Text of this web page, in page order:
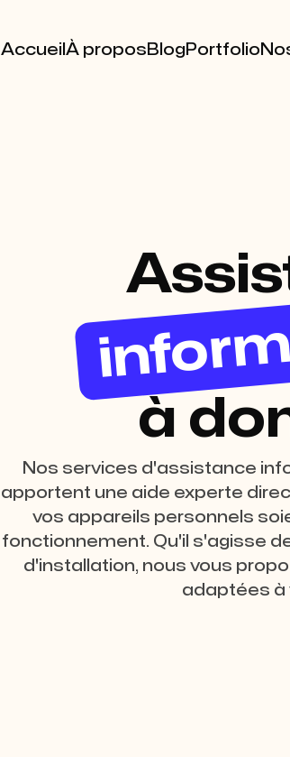
Accueil À propos Blog Portfolio
à
Nos services d'assistance
apportent une aide experte
vos appareils personnels
fonctionnement. Qu'il s'agisse
d'installation, nous vous
adaptées à